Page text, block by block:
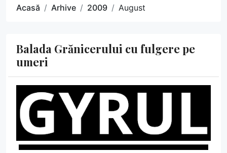
Acasă Arhive 2009 August
Balada Grănicerului cu fulgere pe
umeri